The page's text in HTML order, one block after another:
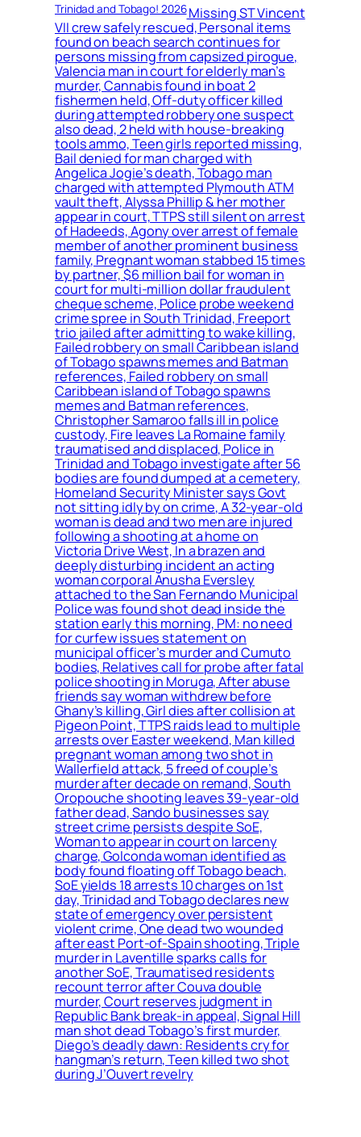
Trinidad and Tobago! 2026Missing ST Vincent
VII crew safely rescued, Personal items
found on beach search continues for
persons missing from capsized pirogue,
Valencia man in court for elderly man’s
murder, Cannabis found in boat 2
fishermen held, Off-duty officer killed
during attempted robbery one suspect
also dead, 2 held with house-breaking
tools ammo, Teen girls reported missing,
Bail denied for man charged with
Angelica Jogie’s death, Tobago man
charged with attempted Plymouth ATM
vault theft, Alyssa Phillip & her mother
appear in court, TTPS still silent on arrest
of Hadeeds, Agony over arrest of female
member of another prominent business
family, Pregnant woman stabbed 15 times
by partner, $6 million bail for woman in
court for multi-million dollar fraudulent
cheque scheme, Police probe weekend
crime spree in South Trinidad, Freeport
trio jailed after admitting to wake killing,
Failed robbery on small Caribbean island
of Tobago spawns memes and Batman
references, Failed robbery on small
Caribbean island of Tobago spawns
memes and Batman references,
Christopher Samaroo falls ill in police
custody, Fire leaves La Romaine family
traumatised and displaced, Police in
Trinidad and Tobago investigate after 56
bodies are found dumped at a cemetery,
Homeland Security Minister says Govt
not sitting idly by on crime, A 32-year-old
woman is dead and two men are injured
following a shooting at a home on
Victoria Drive West, In a brazen and
deeply disturbing incident an acting
woman corporal Anusha Eversley
attached to the San Fernando Municipal
Police was found shot dead inside the
station early this morning, PM: no need
for curfew issues statement on
municipal officer’s murder and Cumuto
bodies, Relatives call for probe after fatal
police shooting in Moruga, After abuse
friends say woman withdrew before
Ghany’s killing, Girl dies after collision at
Pigeon Point, TTPS raids lead to multiple
arrests over Easter weekend, Man killed
pregnant woman among two shot in
Wallerfield attack, 5 freed of couple’s
murder after decade on remand, South
Oropouche shooting leaves 39-year-old
father dead, Sando businesses say
street crime persists despite SoE,
Woman to appear in court on larceny
charge, Golconda woman identified as
body found floating off Tobago beach,
SoE yields 18 arrests 10 charges on 1st
day, Trinidad and Tobago declares new
state of emergency over persistent
violent crime, One dead two wounded
after east Port-of-Spain shooting, Triple
murder in Laventille sparks calls for
another SoE, Traumatised residents
recount terror after Couva double
murder, Court reserves judgment in
Republic Bank break-in appeal, Signal Hill
man shot dead Tobago’s first murder,
Diego’s deadly dawn: Residents cry for
hangman’s return, Teen killed two shot
during J’Ouvert revelry